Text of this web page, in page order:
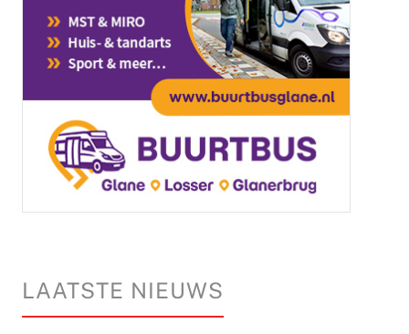
LAATSTE NIEUWS